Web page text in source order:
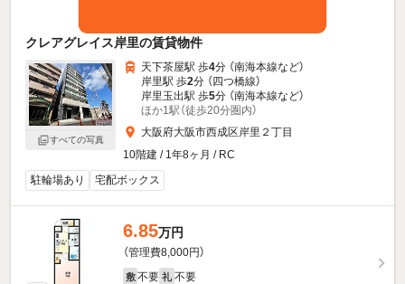
クレアグレイス岸里の賃貸物件
すべての写真
天下茶屋駅 歩4分 （南海本線など）
岸里駅 歩2分 （四つ橋線）
岸里玉出駅 歩5分 （南海本線など）
ほか1駅（徒歩20分圏内）
大阪府大阪市西成区岸里２丁目
10階建 / 1年8ヶ月 / RC
駐輪場あり
宅配ボックス
6.85万円
（管理費8,000円）
敷 不要 礼 不要